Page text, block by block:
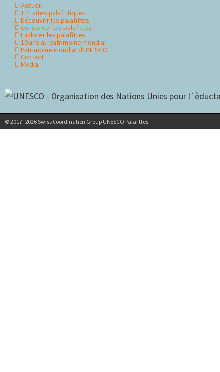
Aller
contenu
Accueil
111 sites palafittiques
Découvrir les palafittes
Conserver les palafittes
Explorer les palafittes
10 ans au patrimoine mondial
Patrimoine mondial d‘UNESCO
Contact
Media
© 2017–2026 Swiss Coordination Group UNESCO Palafittes